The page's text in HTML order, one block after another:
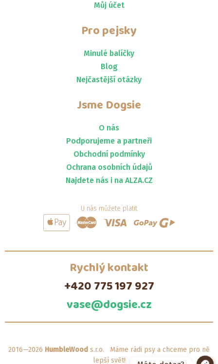
Můj účet
Pro pejsky
Minulé balíčky
Blog
Nejčastější otázky
Jsme Dogsie
O nás
Podporujeme a partneři
Obchodní podmínky
Ochrana osobních údajů
Najdete nás i na ALZA.CZ
U nás můžete platit
Rychlý kontakt
+420 775 197 927
vase@dogsie.cz
2016—2026 HumbleWood s.r.o. Máme rádi psy a chceme pro ně
lepší svět!